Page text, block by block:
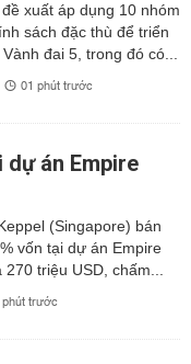
xuất áp dụng 10 nhóm
sách đặc thù để triển
đai 5, trong đó có...
01 phút trước
dự án Empire
(Singapore) bán
vốn tại dự án Empire
triệu USD, chấm...
trước